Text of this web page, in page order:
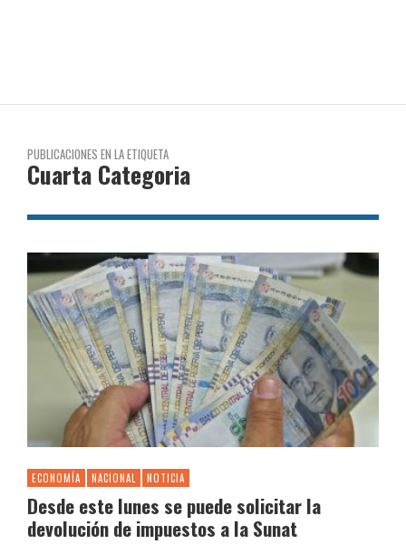
PUBLICACIONES EN LA ETIQUETA
Cuarta Categoria
ECONOMÍA NACIONAL NOTICIA
Desde este lunes se puede solicitar la
devolución de impuestos a la Sunat